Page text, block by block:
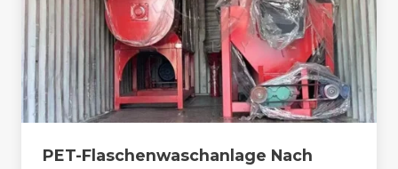
PET-Flaschenwaschanlage Nach